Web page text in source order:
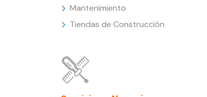
Mantenimiento
Tiendas de Construcción